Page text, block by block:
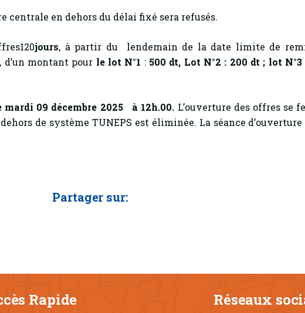
centrale en dehors du délai fixé sera refusés.
jours, à partir du lendemain de la date limite de
montant pour le lot N°1 : 500 dt, Lot N°2 : 200 dt ; lot
mardi 09 décembre 2025 à 12h.00. L’ouverture des offres se
de système TUNEPS est éliminée. La séance
Partager sur:
Rapide Réseaux